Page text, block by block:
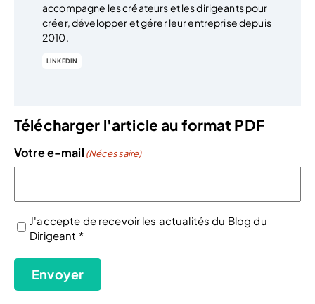
accompagne les créateurs et les dirigeants pour
créer, développer et gérer leur entreprise depuis
2010.
LINKEDIN
Télécharger l'article au format PDF
Votre e-mail (Nécessaire)
(Nécessaire)
J'accepte de recevoir les actualités du Blog du
Dirigeant *
Envoyer